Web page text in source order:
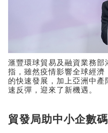
滙豐環球貿易及融資業務
指，雖然疫情影響全球經濟
的快速發展，加上亞洲中
速反彈，迎來了新機遇。
貿發局助中小企數